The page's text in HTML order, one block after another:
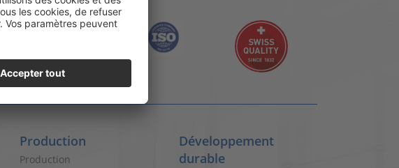
Production
Production
Développement
durable